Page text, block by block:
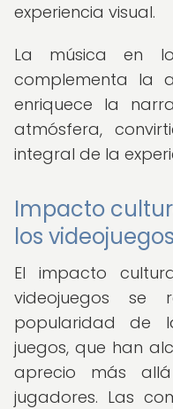
experiencia visual.
La música en
complementa la
enriquece la
atmósfera,
integral de la
Impacto
los videojuegos
El impacto
videojuegos se
popularidad de
juegos, que han
aprecio más
jugadores. Las